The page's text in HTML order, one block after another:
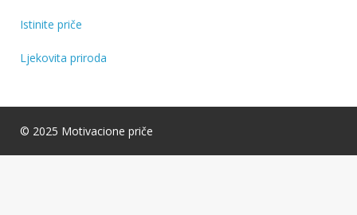
Istinite priče
Ljekovita priroda
© 2025 Motivacione priče